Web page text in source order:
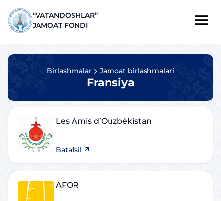
“VATANDOSHLAR”
JAMOAT FONDI
Birlashmalar Jamoat birlashmalari
Fransiya
Les Amis d’Ouzbékistan
Batafsil
AFOR